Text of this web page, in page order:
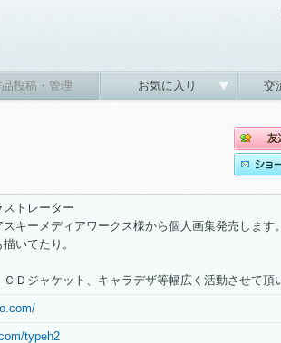
投稿・管理 お気に入り 交
ストレーター
キーメディアワークス様から個人画集発売します。
いてたり。
Ｄジャケット、キャラデザ等幅広く活動させて頂
typeh2